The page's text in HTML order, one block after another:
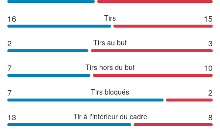
16 Tirs 15
2 Tirs au but 3
7 Tirs hors du but 10
7 Tirs bloqués 2
13 Tir à l'intérieur du cadre 8